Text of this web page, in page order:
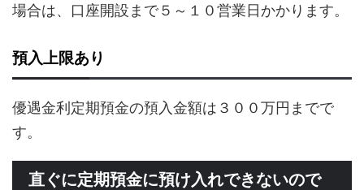
場合は、口座開設まで５～１０営業日かかります。
預入上限あり
優遇金利定期預金の預入金額は３００万円までで
す。
直ぐに定期預金に預け入れできないので